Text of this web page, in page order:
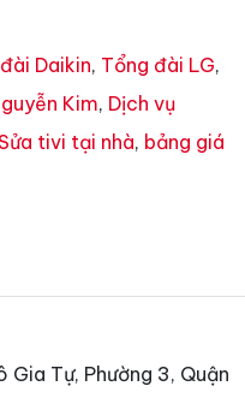
Daikin, Tổng đài LG,
Kim, Dịch vụ
tivi tại nhà, bảng giá
Gia Tự, Phường 3, Quận